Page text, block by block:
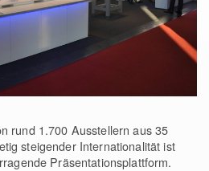
rund 1.700 Ausstellern aus 35
steigender Internationalität ist
Präsentationsplattform.